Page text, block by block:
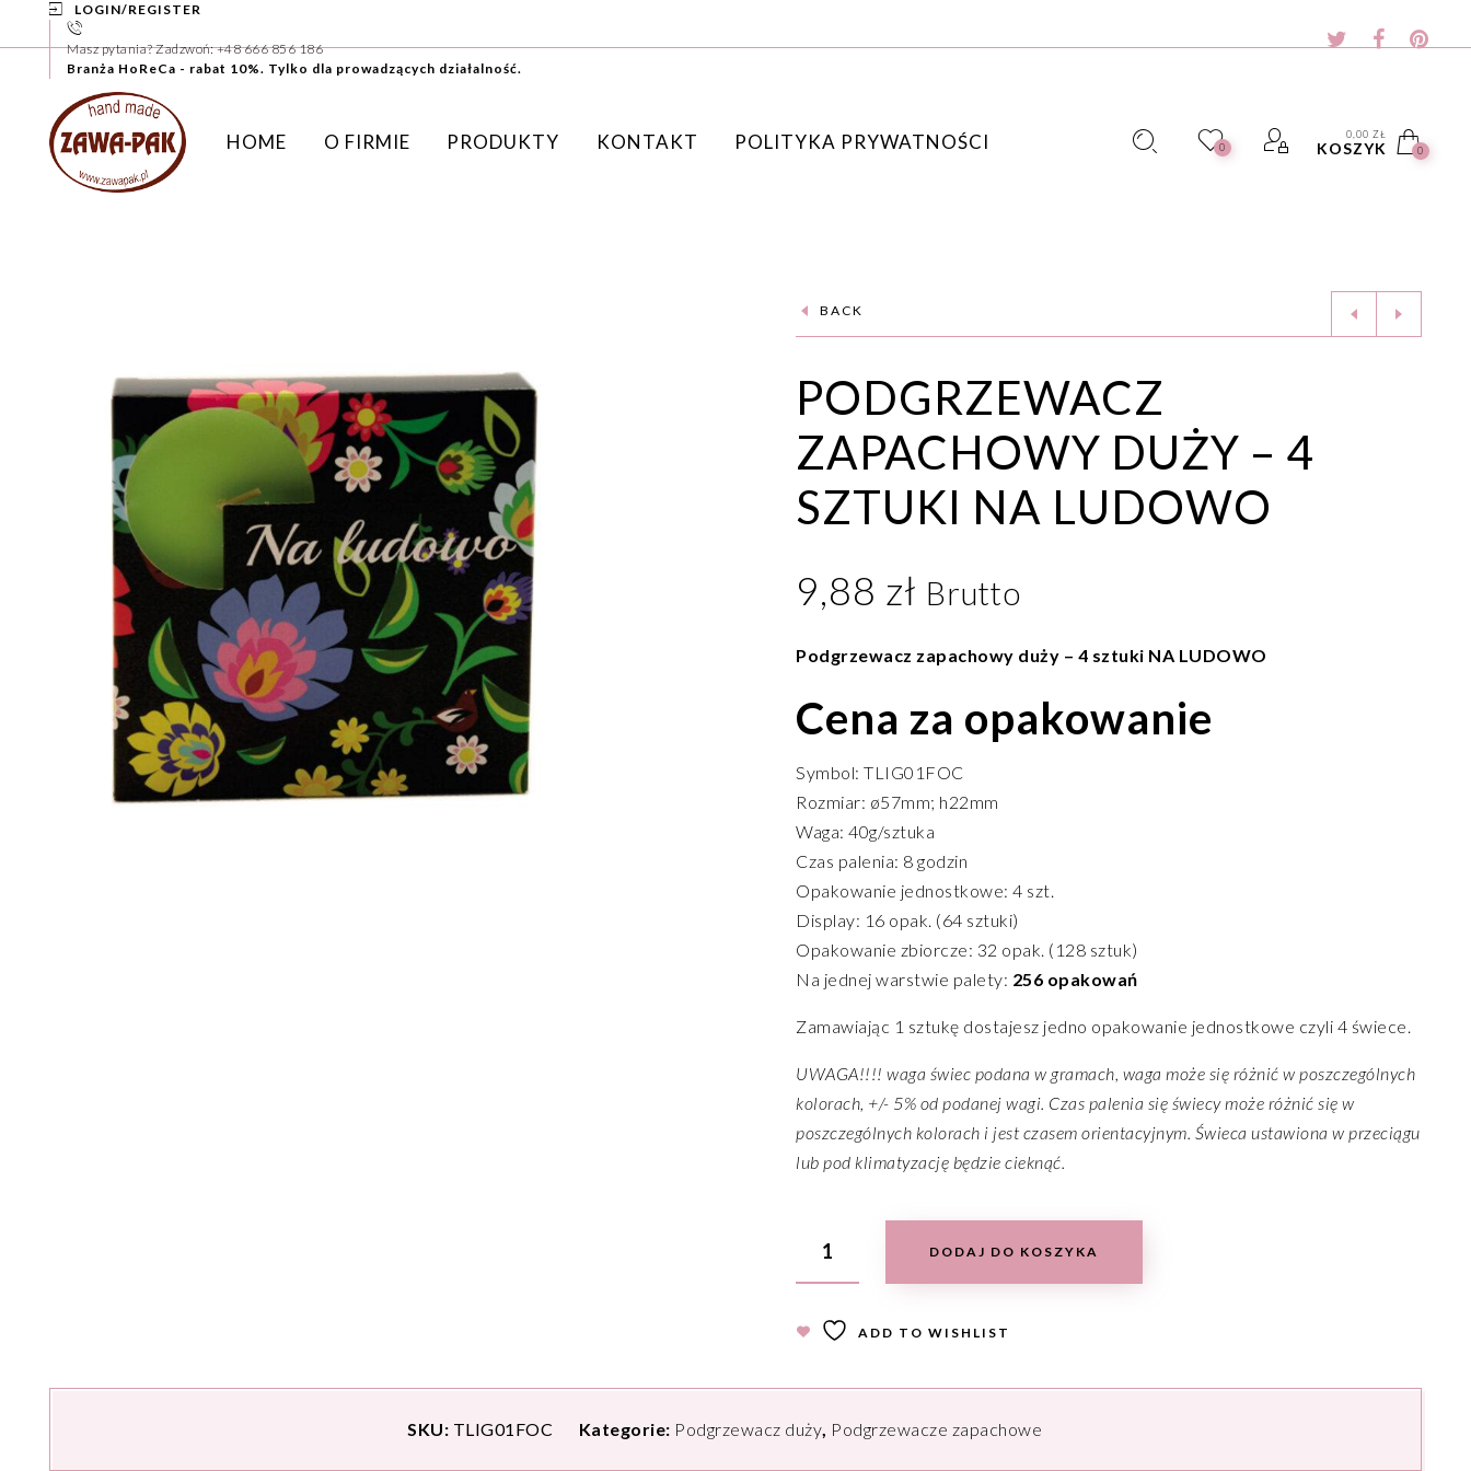
LOGIN/REGISTER
Masz pytania? Zadzwoń: +48 666 856 186
Branża HoReCa - rabat 10%. Tylko dla prowadzących działalność.
HOME O FIRMIE PRODUKTY KONTAKT POLITYKA PRYWATNOŚCI 0
0,00 ZŁ
KOSZYK 0
BACK
PODGRZEWACZ
ZAPACHOWY DUŻY – 4
SZTUKI NA LUDOWO
9,88 zł Brutto
Podgrzewacz zapachowy duży – 4 sztuki NA LUDOWO
Cena za opakowanie
Symbol: TLIG01FOC
Rozmiar: ø57mm; h22mm
Waga: 40g/sztuka
Czas palenia: 8 godzin
Opakowanie jednostkowe: 4 szt.
Display: 16 opak. (64 sztuki)
Opakowanie zbiorcze: 32 opak. (128 sztuk)
Na jednej warstwie palety: 256 opakowań
Zamawiając 1 sztukę dostajesz jedno opakowanie jednostkowe czyli 4 świece.
UWAGA!!!! waga świec podana w gramach, waga może się różnić w poszczególnych
kolorach, +/- 5% od podanej wagi. Czas palenia się świecy może różnić się w
poszczególnych kolorach i jest czasem orientacyjnym. Świeca ustawiona w przeciągu
lub pod klimatyzację będzie cieknąć.
DODAJ DO KOSZYKA
ADD TO WISHLIST
SKU: TLIG01FOC Kategorie: Podgrzewacz duży, Podgrzewacze zapachowe